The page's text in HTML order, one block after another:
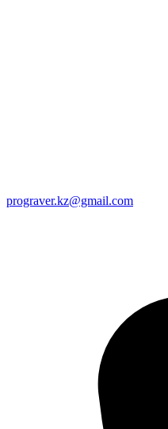
prograver.kz@gmail.com